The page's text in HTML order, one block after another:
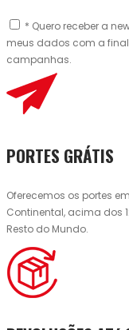
* Quero receber a
meus dados com a
campanhas.
PORTES GRÁTIS
Oferecemos os portes
Continental, acima dos
Resto do Mundo.